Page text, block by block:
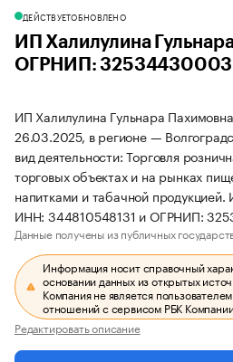
ДЕЙСТВУЕТОБНОВЛЕНО
ИП Халилулина
ОГРНИП:
ИП Халилулина Гульнара
26.03.2025, в регионе —
вид деятельности: Торговля
торговых объектах и на рынках
напитками и табачной
ИНН: 344810548131 и ОГРНИП:
Данные получены из публичных
Информация носит справочный
основании данных из открытых
Компания не является
отношений с сервисом РБК
Редактировать описание